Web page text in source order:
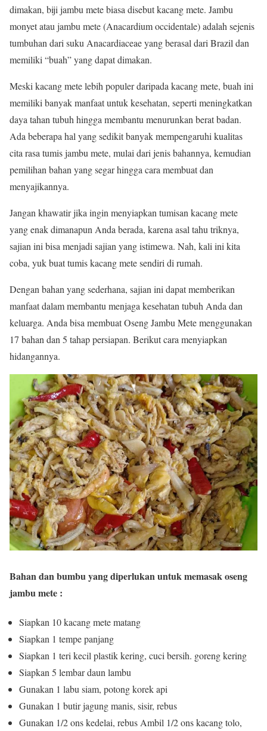
dimakan, biji jambu mete biasa disebut kacang mete. Jambu
monyet atau jambu mete (Anacardium occidentale) adalah sejenis
tumbuhan dari suku Anacardiaceae yang berasal dari Brazil dan
memiliki “buah” yang dapat dimakan.
Meski kacang mete lebih populer daripada kacang mete, buah ini
memiliki banyak manfaat untuk kesehatan, seperti meningkatkan
daya tahan tubuh hingga membantu menurunkan berat badan.
Ada beberapa hal yang sedikit banyak mempengaruhi kualitas
cita rasa tumis jambu mete, mulai dari jenis bahannya, kemudian
pemilihan bahan yang segar hingga cara membuat dan
menyajikannya.
Jangan khawatir jika ingin menyiapkan tumisan kacang mete
yang enak dimanapun Anda berada, karena asal tahu triknya,
sajian ini bisa menjadi sajian yang istimewa. Nah, kali ini kita
coba, yuk buat tumis kacang mete sendiri di rumah.
Dengan bahan yang sederhana, sajian ini dapat memberikan
manfaat dalam membantu menjaga kesehatan tubuh Anda dan
keluarga. Anda bisa membuat Oseng Jambu Mete menggunakan
17 bahan dan 5 tahap persiapan. Berikut cara menyiapkan
hidangannya.
Bahan dan bumbu yang diperlukan untuk memasak oseng
jambu mete :
Siapkan 10 kacang mete matang
Siapkan 1 tempe panjang
Siapkan 1 teri kecil plastik kering, cuci bersih. goreng kering
Siapkan 5 lembar daun lambu
Gunakan 1 labu siam, potong korek api
Gunakan 1 butir jagung manis, sisir, rebus
Gunakan 1/2 ons kedelai, rebus Ambil 1/2 ons kacang tolo,